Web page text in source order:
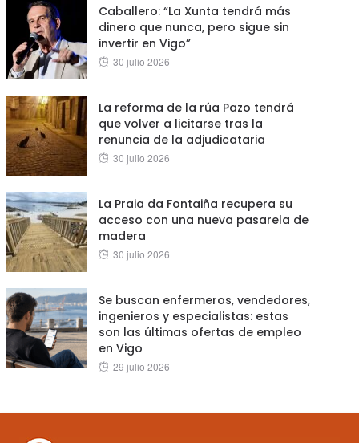
Caballero: “La Xunta tendrá más
dinero que nunca, pero sigue sin
invertir en Vigo”
Posted
30 julio 2026
La reforma de la rúa Pazo tendrá
que volver a licitarse tras la
renuncia de la adjudicataria
Posted
30 julio 2026
La Praia da Fontaiña recupera su
acceso con una nueva pasarela de
madera
Posted
30 julio 2026
Se buscan enfermeros, vendedores,
ingenieros y especialistas: estas
son las últimas ofertas de empleo
en Vigo
Posted
29 julio 2026